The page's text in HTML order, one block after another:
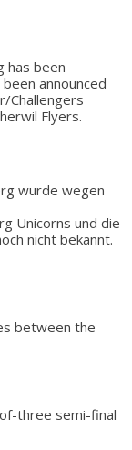
has been
announced
Challengers
Flyers.
wurde wegen
Unicorns und die
nicht bekannt.
between the
three semi-final